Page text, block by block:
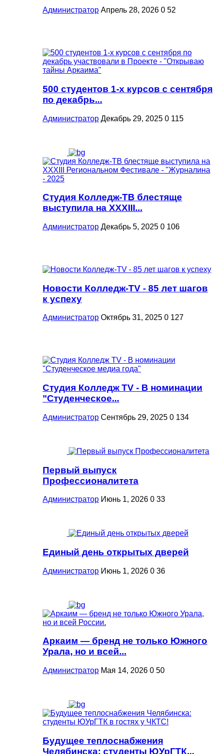
Администратор Апрель 28, 2026 0 52
500 студентов 1-х курсов с сентября
по декабрь...
Администратор Декабрь 29, 2025 0 115
Студия Колледж-ТВ блестяще
выступила на XXXIII...
Администратор Декабрь 5, 2025 0 106
Новости Колледж-TV - 85 лет шагов
к успеху
Администратор Октябрь 31, 2025 0 127
Студия Колледж TV - В номинации
"Студенческое...
Администратор Сентябрь 29, 2025 0 134
Первый выпуск
Профессионалитета
Администратор Июнь 1, 2026 0 33
Единый день открытых дверей
Администратор Июнь 1, 2026 0 36
Аркаим — бренд не только Южного
Урала, но и всей...
Администратор Мая 14, 2026 0 50
Будущее теплоснабжения
Челябинска: студенты ЮУрГТК...